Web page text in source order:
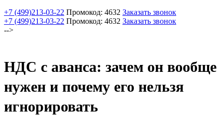
+7 (499)213-03-22 Промокод: 4632 Заказать звонок
+7 (499)213-03-22 Промокод: 4632 Заказать звонок
-->
НДС с аванса: зачем он вообще
нужен и почему его нельзя
игнорировать